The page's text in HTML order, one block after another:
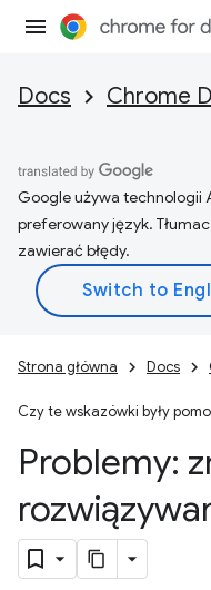
Docs Chrome
Google używa technologii
preferowany język.
zawierać błędy.
Strona główna Docs
Czy te wskazówki były
Problemy: